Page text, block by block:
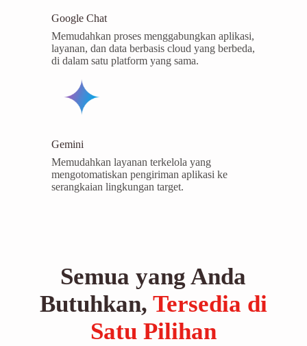
Google Chat
Memudahkan proses menggabungkan aplikasi,
layanan, dan data berbasis cloud yang berbeda,
di dalam satu platform yang sama.
Gemini
Memudahkan layanan terkelola yang
mengotomatiskan pengiriman aplikasi ke
serangkaian lingkungan target.
Semua yang Anda
Butuhkan, Tersedia di
Satu Pilihan